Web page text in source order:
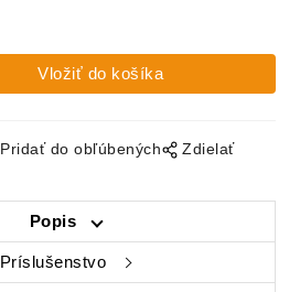
Pridať do obľúbených Zdielať
Popis
Príslušenstvo